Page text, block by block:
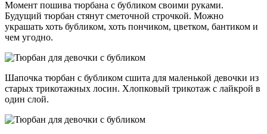
Момент пошива тюрбана с бубликом своими руками.
Будущий тюрбан стянут сметочной строчкой. Можно
украшать хоть бубликом, хоть пончиком, цветком, бантиком и
чем угодно.
Шапочка тюрбан с бубликом сшита для маленькой девочки из
старых трикотажных лосин. Хлопковый трикотаж с лайкрой в
один слой.